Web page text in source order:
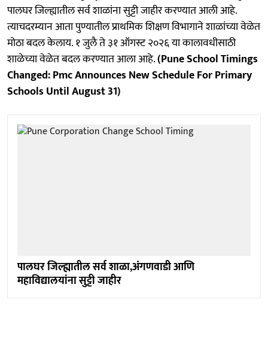
पालघर जिल्ह्यातील सर्व शाळांना सुट्टी जाहीर करण्यात आली आहे.
त्याचदरम्यान आता पुण्यातील प्राथमिक शिक्षण विभागाने शाळांच्या वेळेत
मोठा बदल केलाय. १ जुलै ते ३१ ऑगस्ट २०२६ या कालावधीसाठी
शाळेच्या वेळेत बदल करण्यात आला आहे.(Pune School Timings
Changed: Pmc Announces New Schedule For Primary
Schools Until August 31)
पालघर जिल्ह्यातील सर्व शाळा,अंगणवाडी आणि
महाविद्यालयांना सुट्टी जाहीर